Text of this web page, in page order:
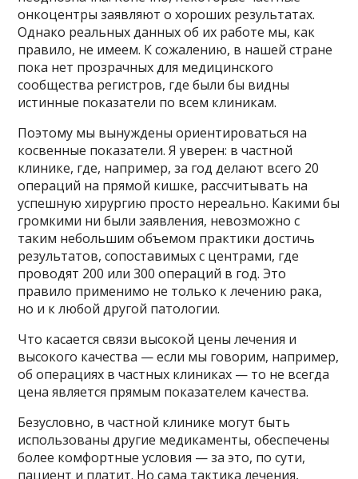
онкоцентры заявляют о хороших результатах.
Однако реальных данных об их работе мы, как
правило, не имеем. К сожалению, в нашей стране
пока нет прозрачных для медицинского
сообщества регистров, где были бы видны
истинные показатели по всем клиникам.
Поэтому мы вынуждены ориентироваться на
косвенные показатели. Я уверен: в частной
клинике, где, например, за год делают всего 20
операций на прямой кишке, рассчитывать на
успешную хирургию просто нереально. Какими бы
громкими ни были заявления, невозможно с
таким небольшим объемом практики достичь
результатов, сопоставимых с центрами, где
проводят 200 или 300 операций в год. Это
правило применимо не только к лечению рака,
но и к любой другой патологии.
Что касается связи высокой цены лечения и
высокого качества — если мы говорим, например,
об операциях в частных клиниках — то не всегда
цена является прямым показателем качества.
Безусловно, в частной клинике могут быть
использованы другие медикаменты, обеспечены
более комфортные условия — за это, по сути,
пациент и платит. Но сама тактика лечения,